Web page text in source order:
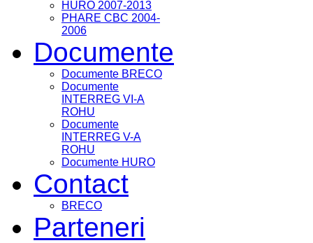
HURO 2007-2013
PHARE CBC 2004-
2006
Documente
Documente BRECO
Documente
INTERREG VI-A
ROHU
Documente
INTERREG V-A
ROHU
Documente HURO
Contact
BRECO
Parteneri